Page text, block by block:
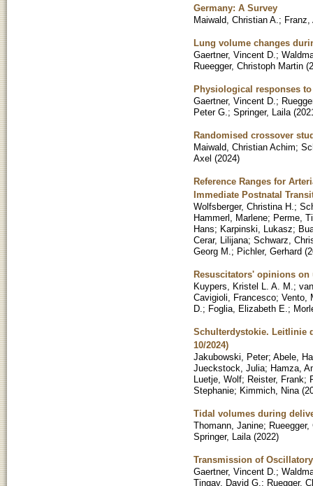
Germany: A Survey
Maiwald, Christian A. ; Franz,
Lung volume changes
Gaertner, Vincent D. ;
Rueegger, Christoph Martin (
Physiological responses
Gaertner, Vincent D. ;
Peter G. ; Springer, Laila (
Randomised crossover
Maiwald, Christian Achim;
Axel (2024)
Reference Ranges for
Immediate Postnatal
Wolfsberger, Christina H. ;
Hammerl, Marlene; Perme,
Hans; Karpinski, Lukasz;
Cerar, Lilijana; Schwarz,
Georg M. ; Pichler, Gerhard (
Resuscitators' opinions
Kuypers, Kristel L. A. M. ;
Cavigioli, Francesco; Vento,
D. ; Foglia, Elizabeth E. ;
Schulterdystokie. Leitlinie
10/2024)
Jakubowski, Peter; Abele,
Jueckstock, Julia; Hamza,
Luetje, Wolf; Reister, Frank;
Stephanie; Kimmich, Nina (
Tidal volumes during
Thomann, Janine;
Springer, Laila (2022)
Transmission of
Gaertner, Vincent D. ;
Tingay, David G. ; Ruegger,